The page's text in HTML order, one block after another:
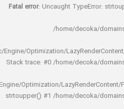
Fatal error : Uncaught
/home/
rocket/inc/Engine/Optimization/
Stack trace: #0 /home/
rocket/inc/Engine/Optimization/
strtoupper() #1 /home/